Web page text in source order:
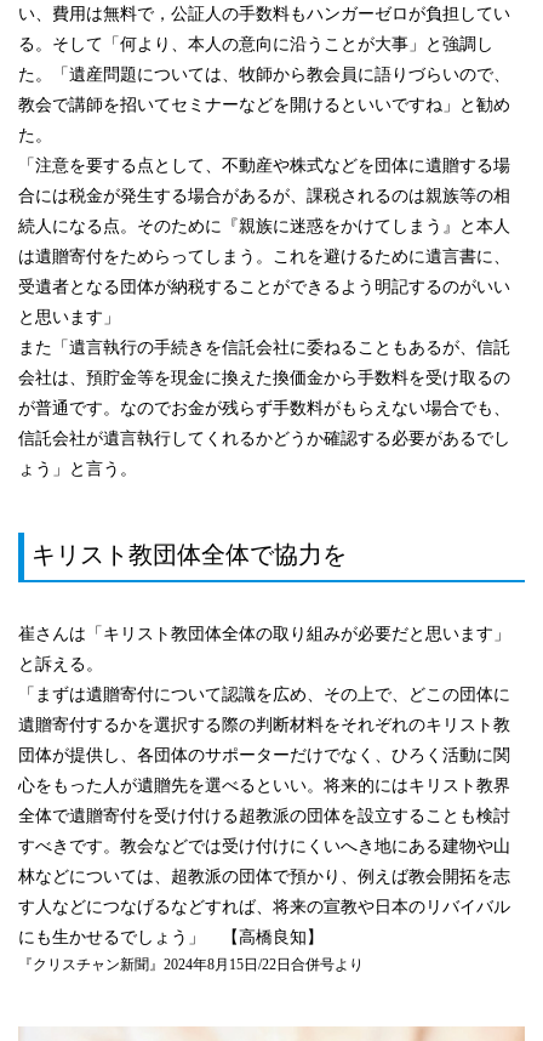
い、費用は無料で，公証人の手数料もハンガーゼロが負担してい
る。そして「何より、本人の意向に沿うことが大事」と強調し
た。「遺産問題については、牧師から教会員に語りづらいので、
教会で講師を招いてセミナーなどを開けるといいですね」と勧め
た。
「注意を要する点として、不動産や株式などを団体に遺贈する場
合には税金が発生する場合があるが、課税されるのは親族等の相
続人になる点。そのために『親族に迷惑をかけてしまう』と本人
は遺贈寄付をためらってしまう。これを避けるために遺言書に、
受遺者となる団体が納税することができるよう明記するのがいい
と思います」
また「遺言執行の手続きを信託会社に委ねることもあるが、信託
会社は、預貯金等を現金に換えた換価金から手数料を受け取るの
が普通です。なのでお金が残らず手数料がもらえない場合でも、
信託会社が遺言執行してくれるかどうか確認する必要があるでし
ょう」と言う。
キリスト教団体全体で協力を
崔さんは「キリスト教団体全体の取り組みが必要だと思います」
と訴える。
「まずは遺贈寄付について認識を広め、その上で、どこの団体に
遺贈寄付するかを選択する際の判断材料をそれぞれのキリスト教
団体が提供し、各団体のサポーターだけでなく、ひろく活動に関
心をもった人が遺贈先を選べるといい。将来的にはキリスト教界
全体で遺贈寄付を受け付ける超教派の団体を設立することも検討
すべきです。教会などでは受け付けにくいへき地にある建物や山
林などについては、超教派の団体で預かり、例えば教会開拓を志
す人などにつなげるなどすれば、将来の宣教や日本のリバイバル
にも生かせるでしょう」 【高橋良知】
『クリスチャン新聞』2024年8月15日/22日合併号より